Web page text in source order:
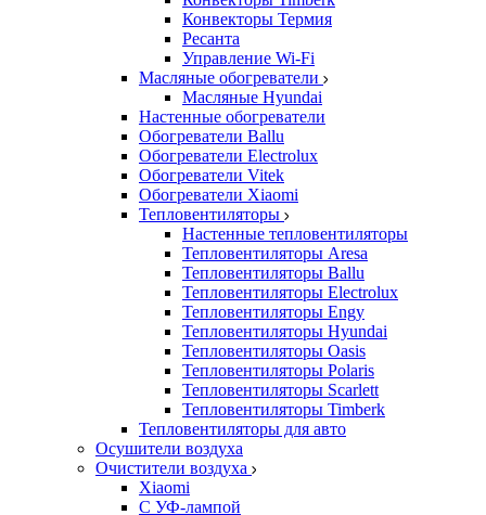
Конвекторы Термия
Ресанта
Управление Wi-Fi
Масляные обогреватели
Масляные Hyundai
Настенные обогреватели
Обогреватели Ballu
Обогреватели Electrolux
Обогреватели Vitek
Обогреватели Xiaomi
Тепловентиляторы
Настенные тепловентиляторы
Тепловентиляторы Aresa
Тепловентиляторы Ballu
Тепловентиляторы Electrolux
Тепловентиляторы Engy
Тепловентиляторы Hyundai
Тепловентиляторы Oasis
Тепловентиляторы Polaris
Тепловентиляторы Scarlett
Тепловентиляторы Timberk
Тепловентиляторы для авто
Осушители воздуха
Очистители воздуха
Xiaomi
С УФ-лампой